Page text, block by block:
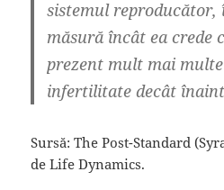
sistemul reproducător,
măsură încât ea crede
prezent mult mai
infertilitate decât
Sursă: The Post-Standard
de Life Dynamics.